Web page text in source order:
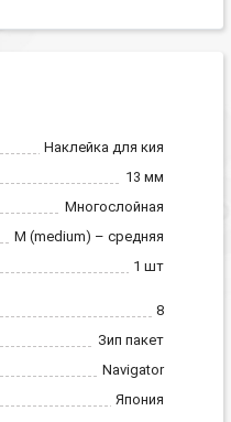
Наклейка для кия
13 мм
Многослойная
M (medium) – средняя
1 шт
8
Зип пакет
Navigator
Япония